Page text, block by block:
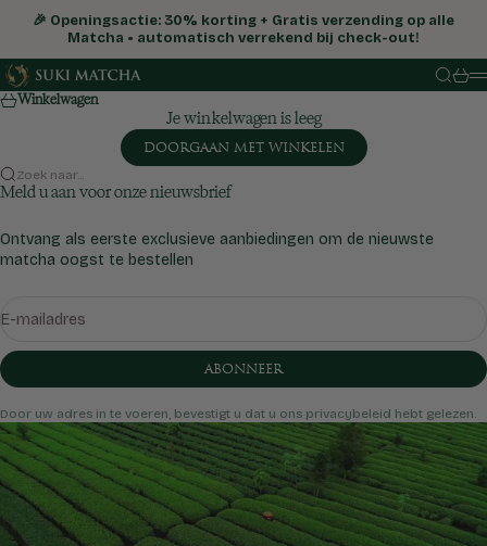
Naar inhoud
🎉 Openingsactie: 30% korting + Gratis verzending op alle
Matcha • automatisch verrekend bij check-out!
Suki Matcha Store Zoeken
Winkelwagen
Je winkelwagen is leeg
DOORGAAN MET WINKELEN
Zoek naar...
Meld u aan voor onze nieuwsbrief
Ontvang als eerste exclusieve aanbiedingen om de nieuwste
matcha oogst te bestellen
E-mailadres
ABONNEER
Door uw adres in te voeren, bevestigt u dat u ons privacybeleid hebt gelezen.